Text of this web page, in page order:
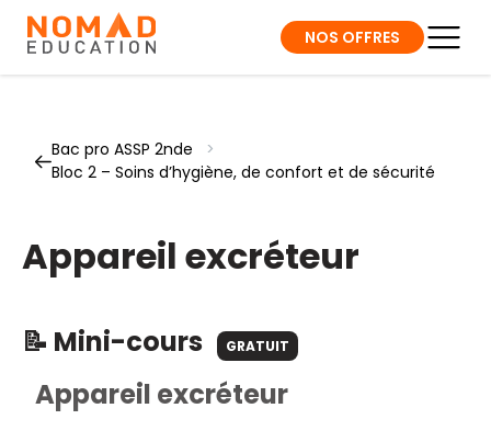
NOS OFFRES
Bac pro ASSP 2nde
>
Bloc 2 – Soins d’hygiène, de confort et de sécurité
Appareil excréteur
📝 Mini-cours GRATUIT
Appareil excréteur